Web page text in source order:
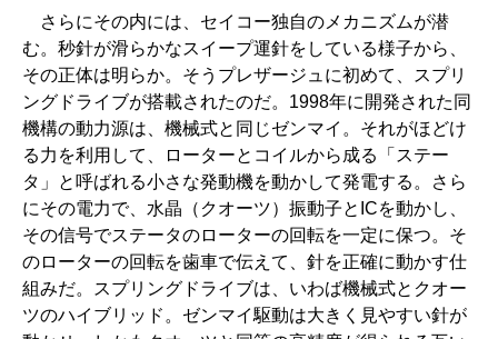
さらにその内には、セイコー独自のメカニズムが潜
む。秒針が滑らかなスイープ運針をしている様子から、
その正体は明らか。そうプレザージュに初めて、スプリ
ングドライブが搭載されたのだ。1998年に開発された同
機構の動力源は、機械式と同じゼンマイ。それがほどけ
る力を利用して、ローターとコイルから成る「ステー
タ」と呼ばれる小さな発動機を動かして発電する。さら
にその電力で、水晶（クオーツ）振動子とICを動かし、
その信号でステータのローターの回転を一定に保つ。そ
のローターの回転を歯車で伝えて、針を正確に動かす仕
組みだ。スプリングドライブは、いわば機械式とクオー
ツのハイブリッド。ゼンマイ駆動は大きく見やすい針が